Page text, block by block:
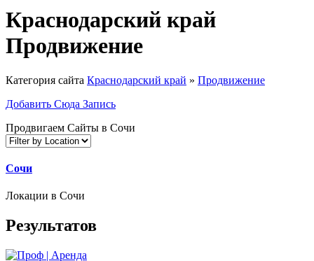
Краснодарский край
Продвижение
Категория сайта Краснодарский край » Продвижение
Добавить Сюда Запись
Продвигаем Сайты в Сочи
Сочи
Локации в Сочи
Результатов